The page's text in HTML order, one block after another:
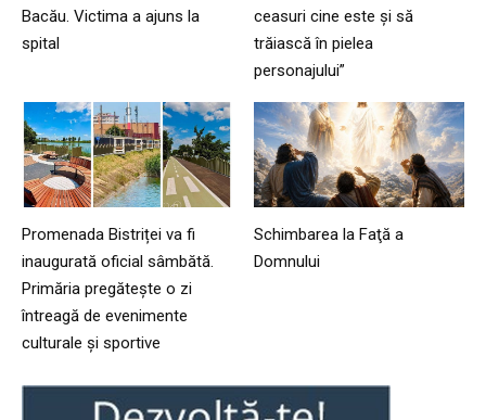
Bacău. Victima a ajuns la
spital
ceasuri cine este și să
trăiască în pielea
personajului”
Promenada Bistriței va fi
inaugurată oficial sâmbătă.
Primăria pregătește o zi
întreagă de evenimente
culturale și sportive
Schimbarea la Faţă a
Domnului